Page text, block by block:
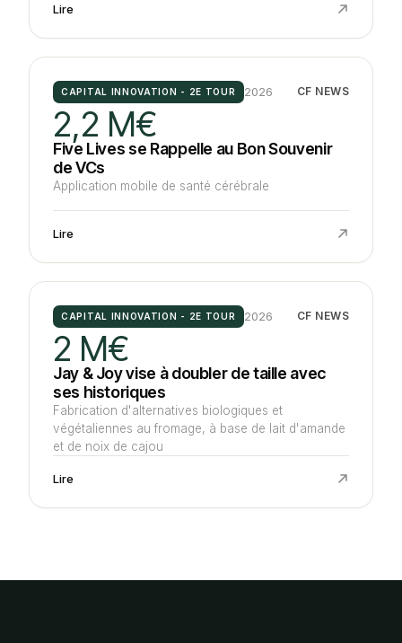
Lire
CAPITAL INNOVATION - 2E TOUR 2026 CF NEWS
2,2 M€
Five Lives se Rappelle au Bon Souvenir
de VCs
Application mobile de santé cérébrale
Lire
CAPITAL INNOVATION - 2E TOUR 2026 CF NEWS
2 M€
Jay & Joy vise à doubler de taille avec
ses historiques
Fabrication d'alternatives biologiques et
végétaliennes au fromage, à base de lait d'amande
et de noix de cajou
Lire